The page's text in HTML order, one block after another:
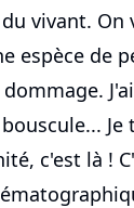
vivant. On
espèce de
Je
c'est là !